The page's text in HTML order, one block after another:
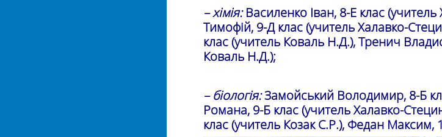
– хімія:Василенко Іван, 8-Е клас
Тимофій, 9-Д клас (учитель Халавко-
клас (учитель Коваль Н.Д.), Тренич
Коваль Н.Д.);
– біологія:Замойський Володимир, 8-Б
Романа, 9-Б клас (учитель Халавко-
клас (учитель Козак С.Р.), Федан Максим,